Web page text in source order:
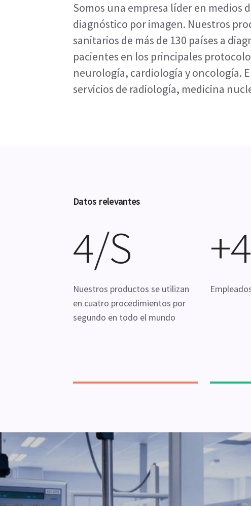
Somos una empresa líder en medios
diagnóstico por imagen. Nuestros
sanitarios de más de 130 países a
pacientes en los principales
neurología, cardiología y oncología.
servicios de radiología, medicina
Datos relevantes
4/S
Nuestros productos se utilizan
en cuatro procedimientos por
segundo en todo el mundo